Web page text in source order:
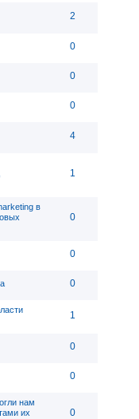
2
0
0
0
4
1
в
0
0
0
1
0
0
нам
их
0